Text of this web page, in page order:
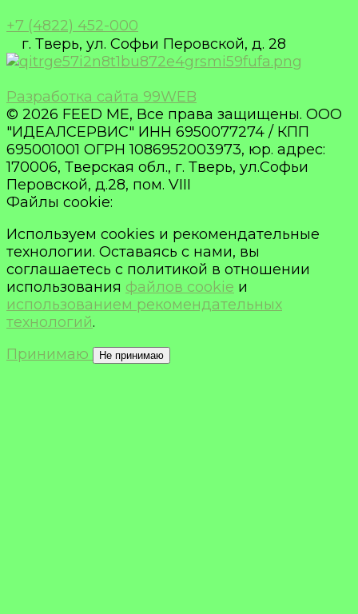
+7 (4822) 452-000
г. Тверь, ул. Софьи Перовской, д. 28
Разработка сайта 99WEB
© 2026 FEED ME, Все права защищены. ООО
"ИДЕАЛСЕРВИС" ИНН 6950077274 / КПП
695001001 ОГРН 1086952003973, юр. адрес:
170006, Тверская обл., г. Тверь, ул.Софьи
Перовской, д.28, пом. VIII
Файлы cookie:
Используем cookies и рекомендательные
технологии. Оставаясь с нами, вы
соглашаетесь с политикой в отношении
использования файлов cookie и
использованием рекомендательных
технологий.
Принимаю
Не принимаю